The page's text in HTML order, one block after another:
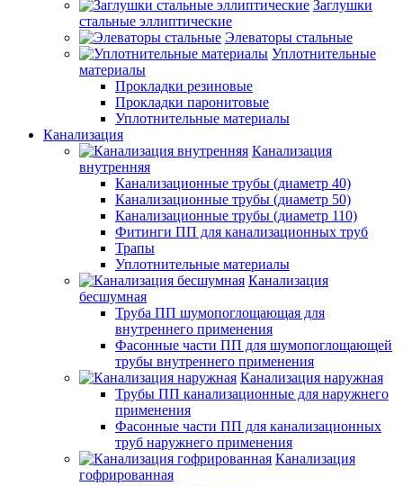
Заглушки
стальные эллиптические
Элеваторы стальные
Уплотнительные
материалы
Прокладки резиновые
Прокладки паронитовые
Уплотнительные материалы
Канализация
Канализация
внутренняя
Канализационные трубы (диаметр 40)
Канализационные трубы (диаметр 50)
Канализационные трубы (диаметр 110)
Фитинги ПП для канализационных труб
Трапы
Уплотнительные материалы
Канализация
бесшумная
Труба ПП шумопоглощающая для
внутреннего применения
Фасонные части ПП для шумопоглощающей
трубы внутреннего применения
Канализация наружная
Трубы ПП канализационные для наружнего
применения
Фасонные части ПП для канализационных
труб наружнего применения
Канализация
гофрированная